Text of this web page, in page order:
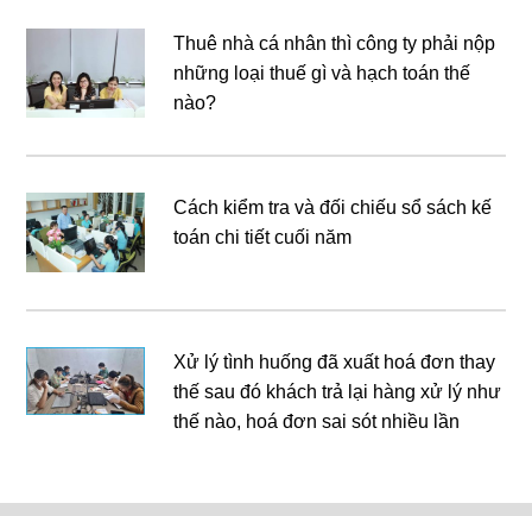
Thuê nhà cá nhân thì công ty phải nộp
những loại thuế gì và hạch toán thế
nào?
Cách kiểm tra và đối chiếu sổ sách kế
toán chi tiết cuối năm
Xử lý tình huống đã xuất hoá đơn thay
thế sau đó khách trả lại hàng xử lý như
thế nào, hoá đơn sai sót nhiều lần